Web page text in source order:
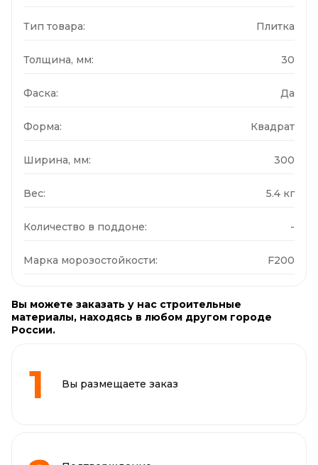
Тип товара: Плитка
Толщина, мм: 30
Фаска: Да
Форма: Квадрат
Ширина, мм: 300
Вес: 5.4 кг
Количество в поддоне: -
Марка морозостойкости: F200
Вы можете заказать у нас строительные
материалы, находясь в любом другом городе
России.
Вы размещаете заказ